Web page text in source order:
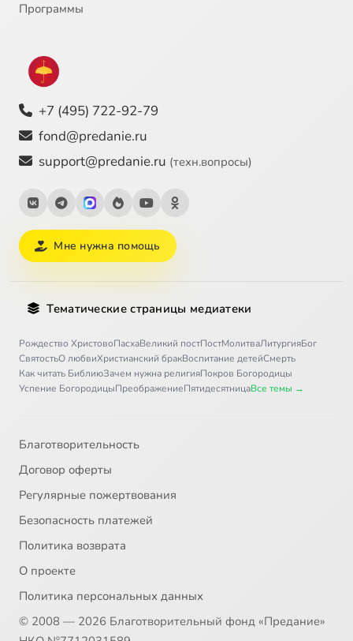
Программы
+7 (495) 722-92-79
fond@predanie.ru
support@predanie.ru (техн.вопросы)
Мне нужна помощь
Тематические страницы медиатеки
Рождество ХристовоПасхаВеликий постПостМолитваЛитургияБог
СвятостьО любвиХристианский бракВоспитание детейСмерть
Как читать БиблиюЗачем нужна религияПокров Богородицы
Успение БогородицыПреображениеПятидесятницаВсе темы →
Благотворительность
Договор оферты
Регулярные пожертвования
Безопасность платежей
Политика возврата
О проекте
Политика персональных данных
© 2008 — 2026 Благотворительный фонд «Предание»